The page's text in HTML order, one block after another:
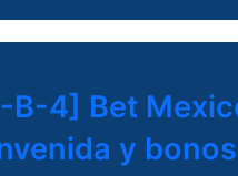
B-4] Bet
y